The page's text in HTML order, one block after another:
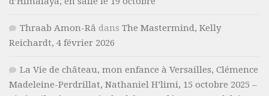
Thraab Amon-Râ dans The Mastermind, Kelly
Reichardt, 4 février 2026
La Vie de château, mon enfance à Versailles, Clémence
Madeleine-Perdrillat, Nathaniel H’limi, 15 octobre 2025 –